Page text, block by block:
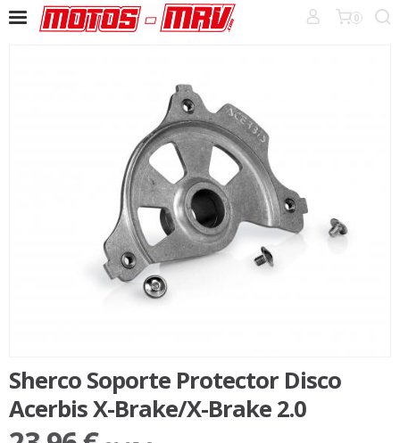
0
Sherco Soporte Protector Disco
Acerbis X-Brake/X-Brake 2.0